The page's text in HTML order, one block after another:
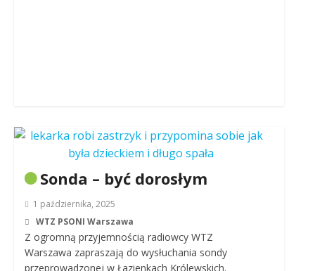
Sonda – być dorosłym
1 października, 2025
WTZ PSONI Warszawa
Z ogromną przyjemnością radiowcy WTZ
Warszawa zapraszają do wysłuchania sondy
przeprowadzonej w Łazienkach Królewskich.